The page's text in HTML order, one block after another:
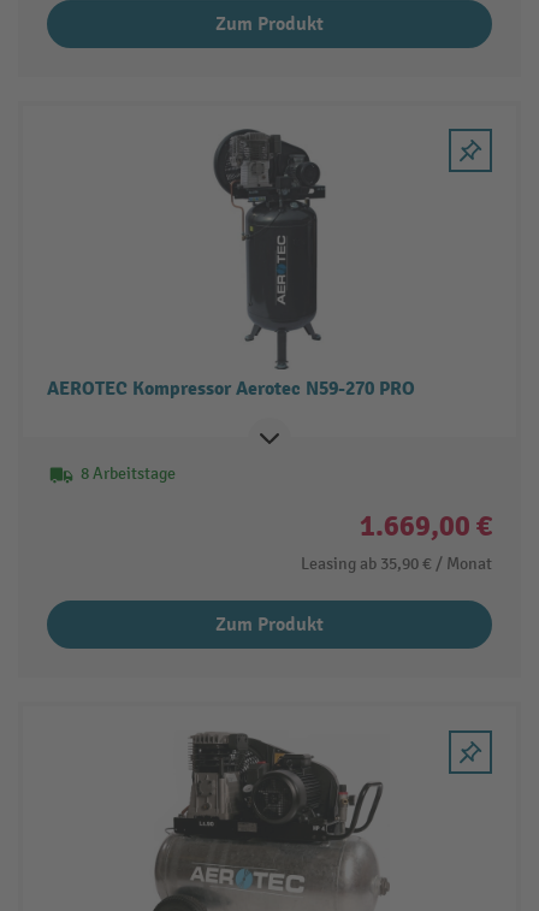
Zum Produkt
AEROTEC Kompressor Aerotec N59-270 PRO
8 Arbeitstage
1.669,00 €
Leasing ab 35,90 € / Monat
Zum Produkt